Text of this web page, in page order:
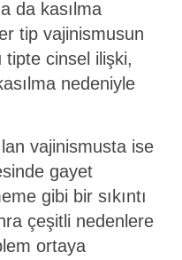
da kasılma
tip vajinismusun
tipte cinsel ilişki,
nedeniyle
vajinismusta ise
gayet
gibi bir sıkıntı
çeşitli nedenlere
ortaya